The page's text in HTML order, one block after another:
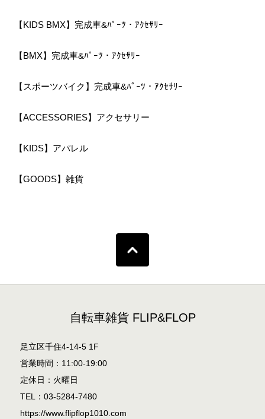
【KIDS BMX】完成車&ﾊﾟｰﾂ・ｱｸｾｻﾘｰ
【BMX】完成車&ﾊﾟｰﾂ・ｱｸｾｻﾘｰ
【スポーツバイク】完成車&ﾊﾟｰﾂ・ｱｸｾｻﾘｰ
【ACCESSORIES】アクセサリー
【KIDS】アパレル
【GOODS】雑貨
自転車雑貨 FLIP&FLOP
足立区千住4-14-5 1F
営業時間：11:00-19:00
定休日：火曜日
TEL：03-5284-7480
https://www.flipflop1010.com